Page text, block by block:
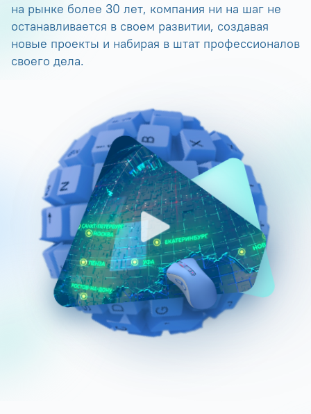
на рынке более 30 лет, компания ни на шаг не
останавливается в своем развитии, создавая
новые проекты и набирая в штат профессионалов
своего дела.